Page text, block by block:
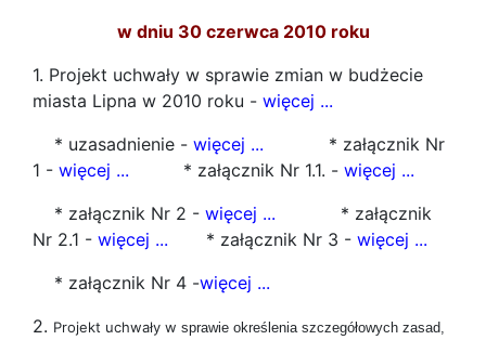
w dniu 30 czerwca 2010 roku
1. Projekt uchwały w sprawie zmian w budżecie
miasta Lipna w 2010 roku - więcej ...
* uzasadnienie - więcej ... * załącznik Nr
1 - więcej ... * załącznik Nr 1.1. - więcej ...
* załącznik Nr 2 - więcej ... * załącznik
Nr 2.1 - więcej ... * załącznik Nr 3 - więcej ...
* załącznik Nr 4 -więcej ...
2. Projekt uchwały w sprawie określenia szczegółowych zasad,